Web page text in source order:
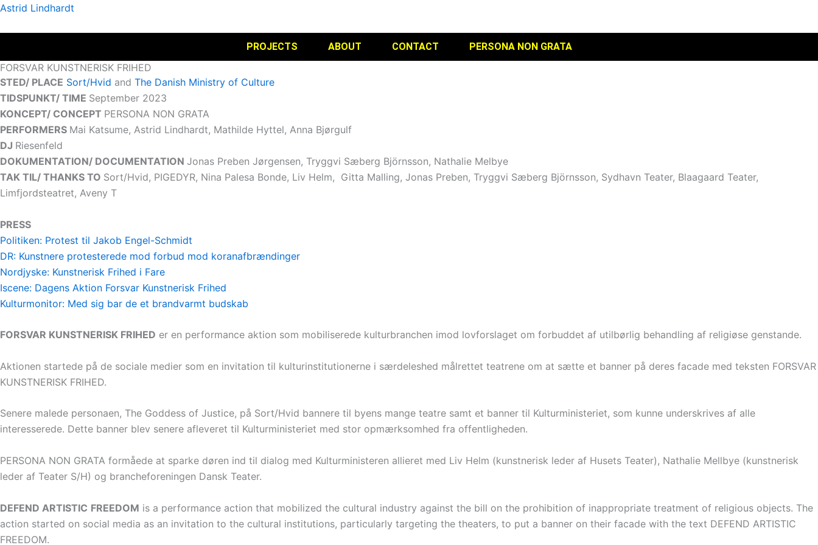
Gå
Astrid Lindhardt
PROJECTS ABOUT CONTACT PERSONA NON GRATA
FORSVAR KUNSTNERISK FRIHED
STED/ PLACE Sort/Hvid and The Danish Ministry of Culture
TIDSPUNKT/ TIME September 2023
KONCEPT/ CONCEPT PERSONA NON GRATA
PERFORMERS Mai Katsume, Astrid Lindhardt, Mathilde Hyttel, Anna Bjørgulf
DJ Riesenfeld
DOKUMENTATION/ DOCUMENTATION Jonas Preben Jørgensen, Tryggvi Sæberg Björnsson, Nathalie Melbye
TAK TIL/ THANKS TO Sort/Hvid, PIGEDYR, Nina Palesa Bonde, Liv Helm, Gitta Malling, Jonas Preben, Tryggvi Sæberg Björnsson, Sydhavn Teater, Blaagaard Teater,
Limfjordsteatret, Aveny T
PRESS
Politiken: Protest til Jakob Engel-Schmidt
DR: Kunstnere protesterede mod forbud mod koranafbrændinger
Nordjyske: Kunstnerisk Frihed i Fare
Iscene: Dagens Aktion Forsvar Kunstnerisk Frihed
Kulturmonitor: Med sig bar de et brandvarmt budskab
FORSVAR KUNSTNERISK FRIHED er en performance aktion som mobiliserede kulturbranchen imod lovforslaget om forbuddet af utilbørlig behandling af religiøse genstande.
Aktionen startede på de sociale medier som en invitation til kulturinstitutionerne i særdeleshed målrettet teatrene om at sætte et banner på deres facade med teksten FORSVAR
KUNSTNERISK FRIHED.
Senere malede personaen, The Goddess of Justice, på Sort/Hvid bannere til byens mange teatre samt et banner til Kulturministeriet, som kunne underskrives af alle
interesserede. Dette banner blev senere afleveret til Kulturministeriet med stor opmærksomhed fra offentligheden.
PERSONA NON GRATA formåede at sparke døren ind til dialog med Kulturministeren allieret med Liv Helm (kunstnerisk leder af Husets Teater), Nathalie Mellbye (kunstnerisk
leder af Teater S/H) og brancheforeningen Dansk Teater.
DEFEND ARTISTIC FREEDOM is a performance action that mobilized the cultural industry against the bill on the prohibition of inappropriate treatment of religious objects. The
action started on social media as an invitation to the cultural institutions, particularly targeting the theaters, to put a banner on their facade with the text DEFEND ARTISTIC
FREEDOM.